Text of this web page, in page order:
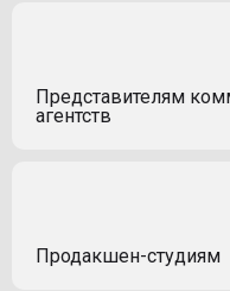
Представителям
агентств
Продакшен-студиям